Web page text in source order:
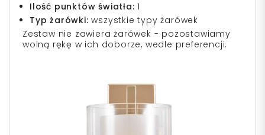
Ilość punktów światła: 1
Typ żarówki: wszystkie typy żarówek
Zestaw nie zawiera żarówek - pozostawiamy
wolną rękę w ich doborze, wedle preferencji.